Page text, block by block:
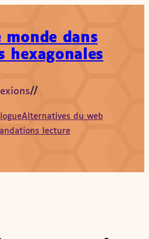
dans
hexagonales
//
Alternatives du web
lecture